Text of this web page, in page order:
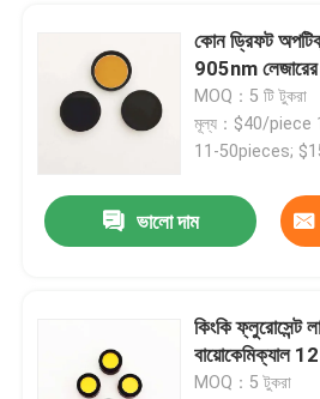
কোন ড্রিফট
905nm লেজারের
MOQ：5 টি টুকরা
মূল্য：$40/
11-50pieces;
ভালো দাম
কিংকি ফ্লুরোসেন্ট
বায়োকেমিক্যাল
MOQ：5 টুকরা